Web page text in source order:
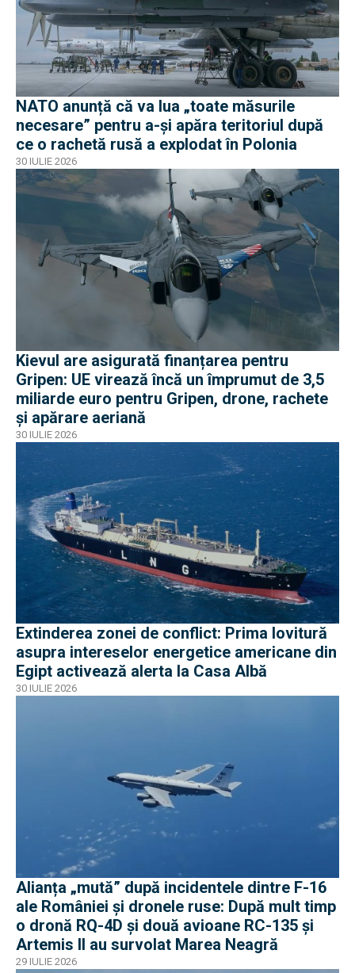
NATO anunță că va lua „toate măsurile
necesare” pentru a-și apăra teritoriul după
ce o rachetă rusă a explodat în Polonia
30 IULIE 2026
Kievul are asigurată finanțarea pentru
Gripen: UE virează încă un împrumut de 3,5
miliarde euro pentru Gripen, drone, rachete
și apărare aeriană
30 IULIE 2026
Extinderea zonei de conflict: Prima lovitură
asupra intereselor energetice americane din
Egipt activează alerta la Casa Albă
30 IULIE 2026
Alianța „mută” după incidentele dintre F-16
ale României și dronele ruse: După mult timp
o dronă RQ-4D și două avioane RC-135 și
Artemis II au survolat Marea Neagră
29 IULIE 2026